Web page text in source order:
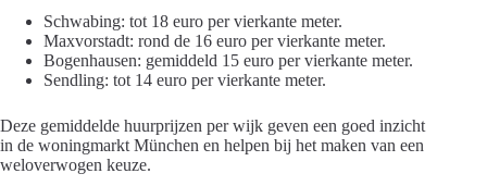
Schwabing: tot 18 euro per vierkante meter.
Maxvorstadt: rond de 16 euro per vierkante meter.
Bogenhausen: gemiddeld 15 euro per vierkante meter.
Sendling: tot 14 euro per vierkante meter.
Deze gemiddelde huurprijzen per wijk geven een goed inzicht
in de woningmarkt München en helpen bij het maken van een
weloverwogen keuze.